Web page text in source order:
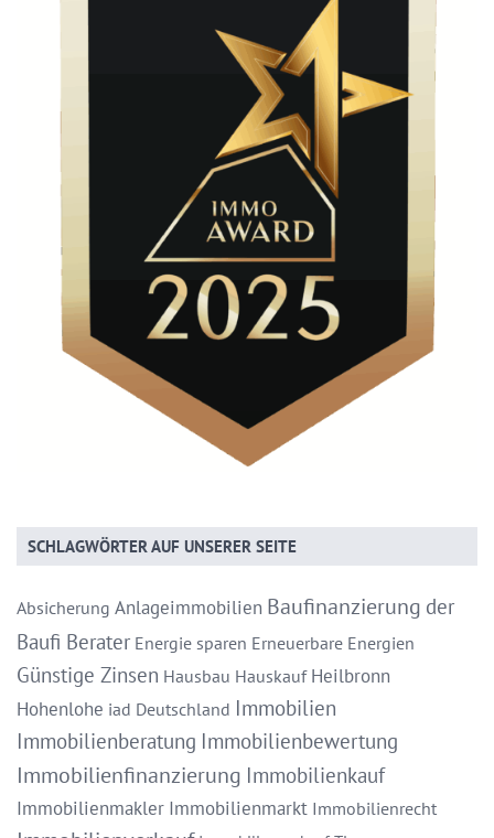
SCHLAGWÖRTER AUF UNSERER SEITE
Absicherung Anlageimmobilien Baufinanzierung der
Baufi Berater Energie sparen Erneuerbare Energien
Günstige Zinsen Hausbau Hauskauf Heilbronn
Hohenlohe iad Deutschland Immobilien
Immobilienberatung Immobilienbewertung
Immobilienfinanzierung Immobilienkauf
Immobilienmakler Immobilienmarkt Immobilienrecht